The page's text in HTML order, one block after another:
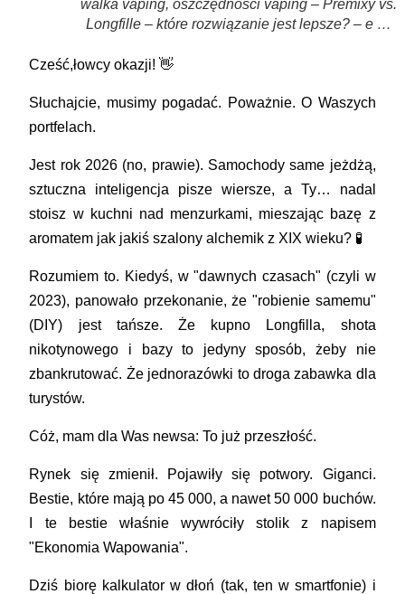
walka vaping, oszczędności vaping – Premixy vs.
Longfille – które rozwiązanie jest lepsze? – e …
Cześć,łowcy okazji! 👋
Słuchajcie, musimy pogadać. Poważnie. O Waszych
portfelach.
Jest rok 2026 (no, prawie). Samochody same jeżdżą,
sztuczna inteligencja pisze wiersze, a Ty… nadal
stoisz w kuchni nad menzurkami, mieszając bazę z
aromatem jak jakiś szalony alchemik z XIX wieku? 🧪
Rozumiem to. Kiedyś, w "dawnych czasach" (czyli w
2023), panowało przekonanie, że "robienie samemu"
(DIY) jest tańsze. Że kupno Longfilla, shota
nikotynowego i bazy to jedyny sposób, żeby nie
zbankrutować. Że jednorazówki to droga zabawka dla
turystów.
Cóż, mam dla Was newsa:To już przeszłość.
Rynek się zmienił. Pojawiły się potwory. Giganci.
Bestie, które mają po 45 000, a nawet 50 000 buchów.
I te bestie właśnie wywróciły stolik z napisem
"Ekonomia Wapowania".
Dziś biorę kalkulator w dłoń (tak, ten w smartfonie) i